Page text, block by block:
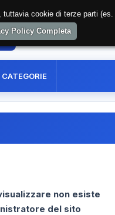
REGISTRAZIONE UTENTE
CATEGORIE
non esiste
del sito
cookie di terze parti
Policy Completa